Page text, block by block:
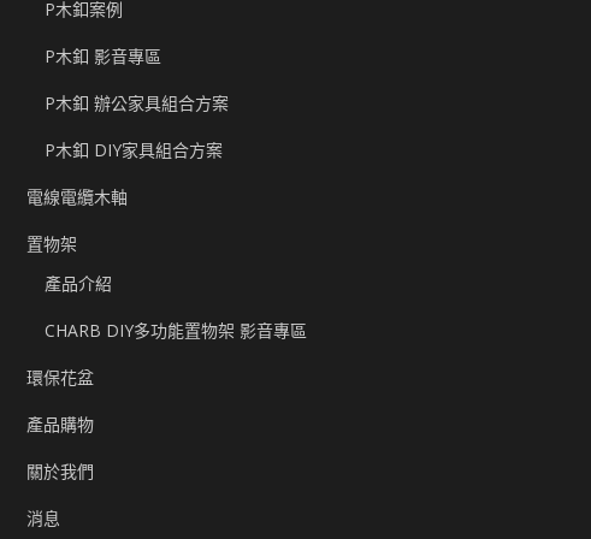
P木釦案例
P木釦 影音專區
P木釦 辦公家具組合方案
P木釦 DIY家具組合方案
電線電纜木軸
置物架
產品介紹
CHARB DIY多功能置物架 影音專區
環保花盆
產品購物
關於我們
消息